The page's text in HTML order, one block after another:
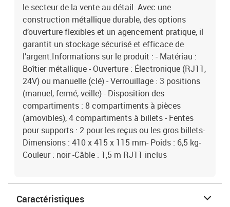
le secteur de la vente au détail. Avec une
construction métallique durable, des options
d’ouverture flexibles et un agencement pratique, il
garantit un stockage sécurisé et efficace de
l’argent.Informations sur le produit : - Matériau :
Boîtier métallique - Ouverture : Électronique (RJ11,
24V) ou manuelle (clé) - Verrouillage : 3 positions
(manuel, fermé, veille) - Disposition des
compartiments : 8 compartiments à pièces
(amovibles), 4 compartiments à billets - Fentes
pour supports : 2 pour les reçus ou les gros billets-
Dimensions : 410 x 415 x 115 mm- Poids : 6,5 kg-
Couleur : noir -Câble : 1,5 m RJ11 inclus
Caractéristiques